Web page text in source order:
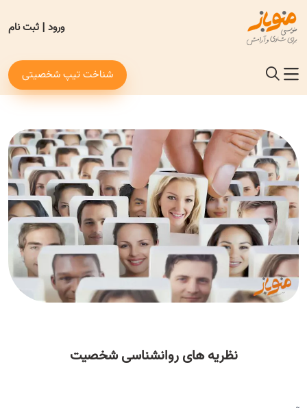
ورود| ثبت نام
شناخت تیپ شخصیتی
نظریه های روانشناسی شخصیت